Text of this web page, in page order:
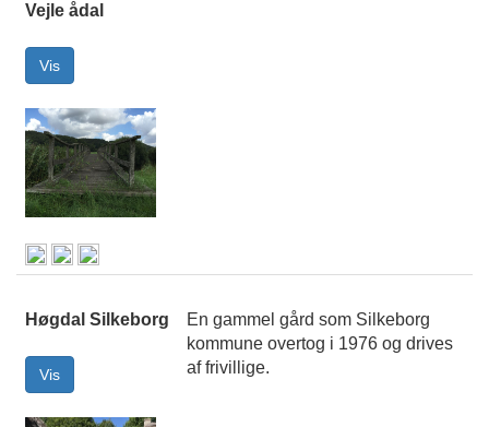
Vejle ådal
Høgdal Silkeborg
En gammel gård som Silkeborg
kommune overtog i 1976 og drives
af frivillige.